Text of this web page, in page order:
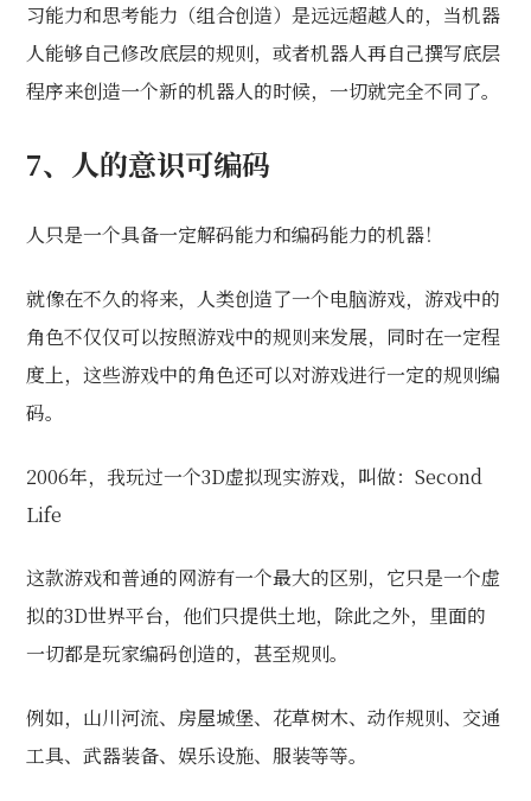
习能力和思考能力（组合创造）是远远超越人的，当机器
人能够自己修改底层的规则，或者机器人再自己撰写底层
程序来创造一个新的机器人的时候，一切就完全不同了。
7、人的意识可编码
人只是一个具备一定解码能力和编码能力的机器！
就像在不久的将来，人类创造了一个电脑游戏，游戏中的
角色不仅仅可以按照游戏中的规则来发展，同时在一定程
度上，这些游戏中的角色还可以对游戏进行一定的规则编
码。
2006年，我玩过一个3D虚拟现实游戏，叫做：Second
Life
这款游戏和普通的网游有一个最大的区别，它只是一个虚
拟的3D世界平台，他们只提供土地，除此之外，里面的
一切都是玩家编码创造的，甚至规则。
例如，山川河流、房屋城堡、花草树木、动作规则、交通
工具、武器装备、娱乐设施、服装等等。